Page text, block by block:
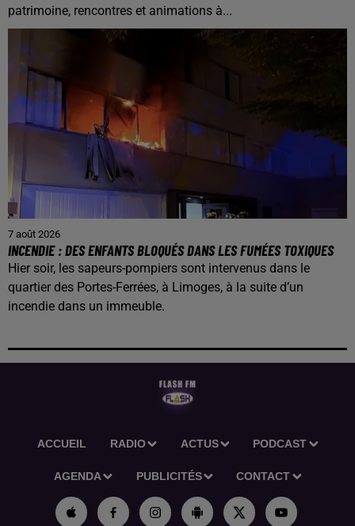
patrimoine, rencontres et animations à...
7 août 2026
INCENDIE : DES ENFANTS BLOQUÉS DANS LES FUMÉES TOXIQUES
Hier soir, les sapeurs-pompiers sont intervenus dans le
quartier des Portes-Ferrées, à Limoges, à la suite d’un
incendie dans un immeuble.
ACCUEIL RADIO ACTUS PODCAST
AGENDA PUBLICITÉS CONTACT